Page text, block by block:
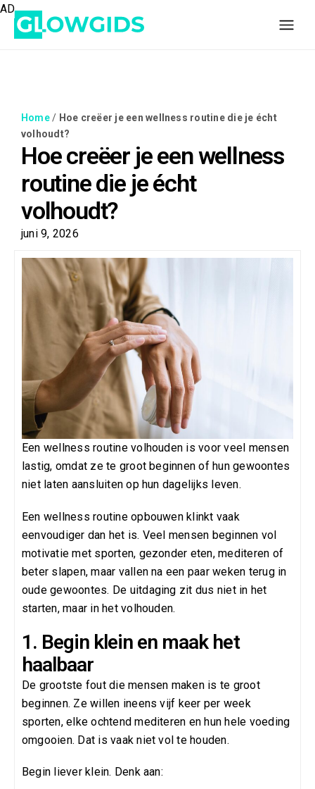
Home/ Hoe creëer je een wellness routine die je écht
volhoudt?
Hoe creëer je een wellness
routine die je écht
volhoudt?
juni 9, 2026
Een wellness routine volhouden is voor veel mensen
lastig, omdat ze te groot beginnen of hun gewoontes
niet laten aansluiten op hun dagelijks leven.
Een wellness routine opbouwen klinkt vaak
eenvoudiger dan het is. Veel mensen beginnen vol
motivatie met sporten, gezonder eten, mediteren of
beter slapen, maar vallen na een paar weken terug in
oude gewoontes. De uitdaging zit dus niet in het
starten, maar in het volhouden.
1. Begin klein en maak het
haalbaar
De grootste fout die mensen maken is te groot
beginnen. Ze willen ineens vijf keer per week
sporten, elke ochtend mediteren en hun hele voeding
omgooien. Dat is vaak niet vol te houden.
Begin liever klein. Denk aan:
AD